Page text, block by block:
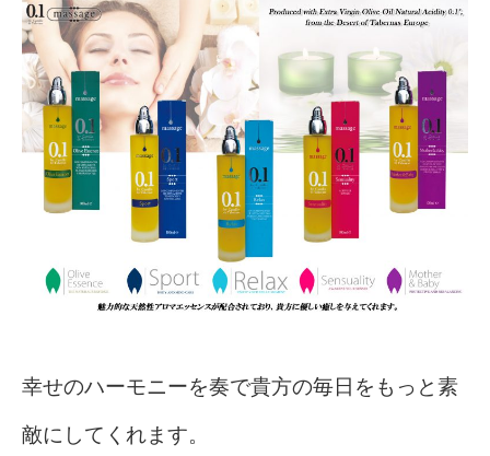
幸せのハーモニーを奏で貴方の毎日をもっと素
敵にしてくれます。